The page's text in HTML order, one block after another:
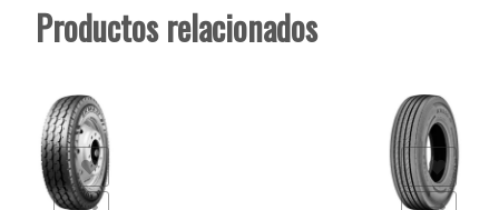
Productos relacionados
deseos Añadir a la lista de deseos